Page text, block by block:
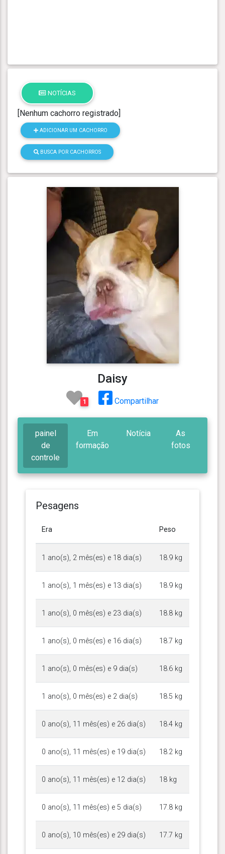
NOTÍCIAS
[Nenhum cachorro registrado]
ADICIONAR UM CACHORRO
BUSCA POR CACHORROS
Daisy
1 Compartilhar
painel
de
controle
Em
formação
Notícia
As
fotos
Pesagens
Era Peso
1 ano(s), 2 mês(es) e 18 dia(s) 18.9 kg
1 ano(s), 1 mês(es) e 13 dia(s) 18.9 kg
1 ano(s), 0 mês(es) e 23 dia(s) 18.8 kg
1 ano(s), 0 mês(es) e 16 dia(s) 18.7 kg
1 ano(s), 0 mês(es) e 9 dia(s) 18.6 kg
1 ano(s), 0 mês(es) e 2 dia(s) 18.5 kg
0 ano(s), 11 mês(es) e 26 dia(s) 18.4 kg
0 ano(s), 11 mês(es) e 19 dia(s) 18.2 kg
0 ano(s), 11 mês(es) e 12 dia(s) 18 kg
0 ano(s), 11 mês(es) e 5 dia(s) 17.8 kg
0 ano(s), 10 mês(es) e 29 dia(s) 17.7 kg